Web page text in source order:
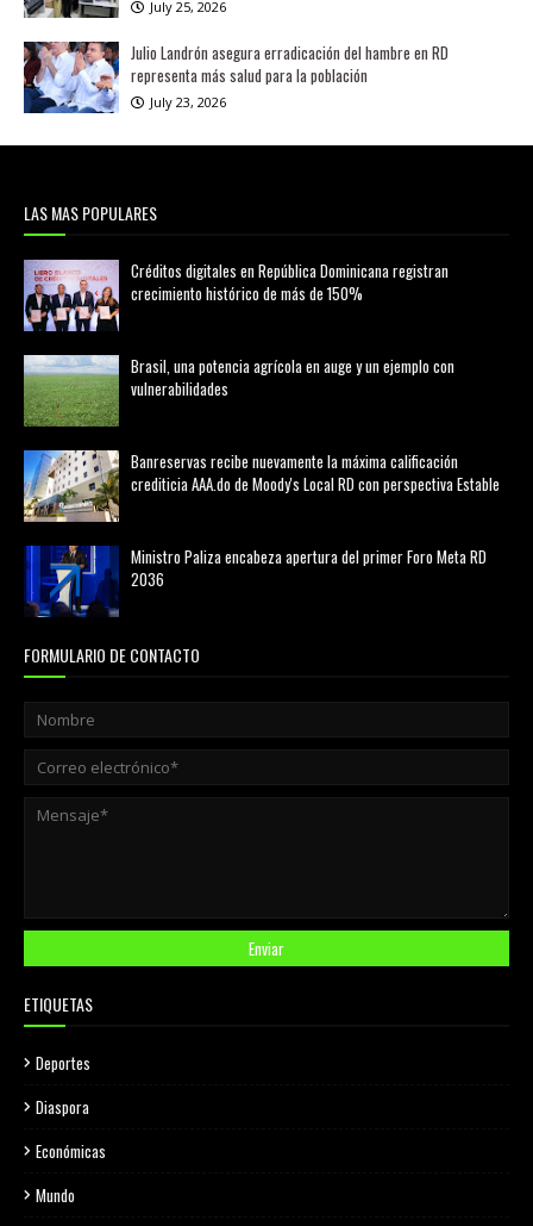
July 25, 2026
Julio Landrón asegura erradicación del hambre en RD
representa más salud para la población
July 23, 2026
LAS MAS POPULARES
Créditos digitales en República Dominicana registran
crecimiento histórico de más de 150%
Brasil, una potencia agrícola en auge y un ejemplo con
vulnerabilidades
Banreservas recibe nuevamente la máxima calificación
crediticia AAA.do de Moody's Local RD con perspectiva Estable
Ministro Paliza encabeza apertura del primer Foro Meta RD
2036
FORMULARIO DE CONTACTO
ETIQUETAS
Deportes
Diaspora
Económicas
Mundo